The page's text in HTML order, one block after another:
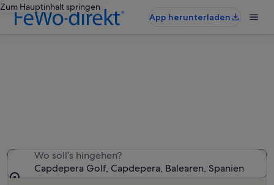
Zum Hauptinhalt springen
App herunterladen
Wo soll’s hingehen?
Capdepera Golf, Capdepera, Balearen, Spanien